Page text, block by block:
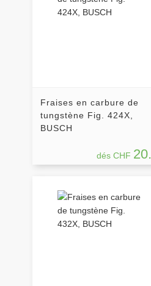
Fraises en carbure de
tungstène Fig. 424X,
BUSCH
dés CHF